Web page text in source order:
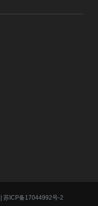
| 苏ICP备17044992号-2